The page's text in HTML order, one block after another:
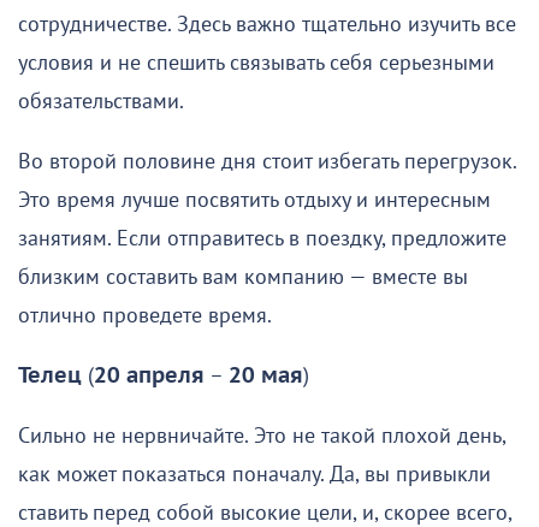
сотрудничестве. Здесь важно тщательно изучить все
условия и не спешить связывать себя серьезными
обязательствами.
Во второй половине дня стоит избегать перегрузок.
Это время лучше посвятить отдыху и интересным
занятиям. Если отправитесь в поездку, предложите
близким составить вам компанию — вместе вы
отлично проведете время.
Телец (20 апреля – 20 мая)
Сильно не нервничайте. Это не такой плохой день,
как может показаться поначалу. Да, вы привыкли
ставить перед собой высокие цели, и, скорее всего,